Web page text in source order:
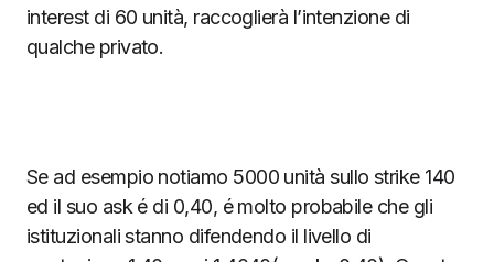
interest di 60 unità, raccoglierà l’intenzione di
qualche privato.
Se ad esempio notiamo 5000 unità sullo strike 140
ed il suo ask é di 0,40, é molto probabile che gli
istituzionali stanno difendendo il livello di